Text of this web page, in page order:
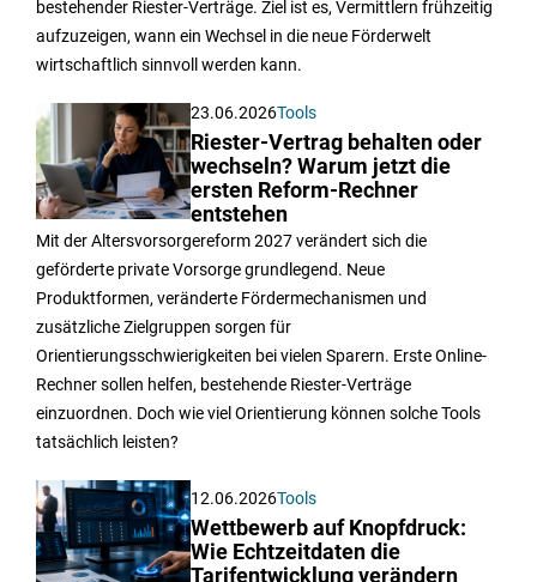
bestehender Riester-Verträge. Ziel ist es, Vermittlern frühzeitig
aufzuzeigen, wann ein Wechsel in die neue Förderwelt
wirtschaftlich sinnvoll werden kann.
23.06.2026Tools
Riester-Vertrag behalten oder
wechseln? Warum jetzt die
ersten Reform-Rechner
entstehen
Mit der Altersvorsorgereform 2027 verändert sich die
geförderte private Vorsorge grundlegend. Neue
Produktformen, veränderte Fördermechanismen und
zusätzliche Zielgruppen sorgen für
Orientierungsschwierigkeiten bei vielen Sparern. Erste Online-
Rechner sollen helfen, bestehende Riester-Verträge
einzuordnen. Doch wie viel Orientierung können solche Tools
tatsächlich leisten?
12.06.2026Tools
Wettbewerb auf Knopfdruck:
Wie Echtzeitdaten die
Tarifentwicklung verändern